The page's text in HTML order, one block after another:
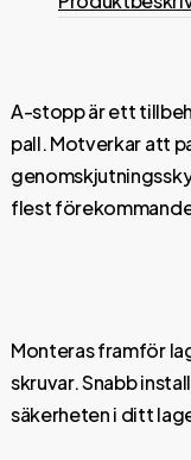
A-stopp är ett
pall. Motverkar att
flest
Monteras framför
skruvar. Snabb
säkerheten i ditt